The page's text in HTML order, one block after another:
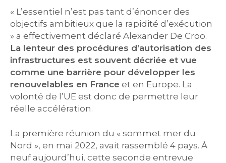
« L’essentiel n’est pas tant d’énoncer des
objectifs ambitieux que la rapidité d’exécution
» a effectivement déclaré Alexander De Croo.
La lenteur des procédures d’autorisation des
infrastructures est souvent décriée et vue
comme une barrière pour développer les
renouvelables en France et en Europe. La
volonté de l’UE est donc de permettre leur
réelle accélération.
La première réunion du « sommet mer du
Nord », en mai 2022, avait rassemblé 4 pays. À
neuf aujourd’hui, cette seconde entrevue